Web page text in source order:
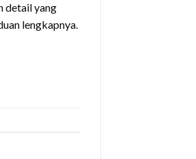
detail yang
lengkapnya.